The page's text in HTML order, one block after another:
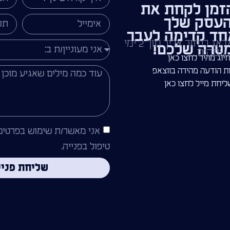
לקחת את
שלך
קדימה לעבר
שלכם!
השאירו פרטים ואדאג לחזור אליך תוך 2 ימי
עסקים.
מהיר לחצו כאן
הודעה מהירה בווצאפ
מייל לחצו כאן
אני מאשר/ת שימוש
טיפול בפנייה.
שליחת